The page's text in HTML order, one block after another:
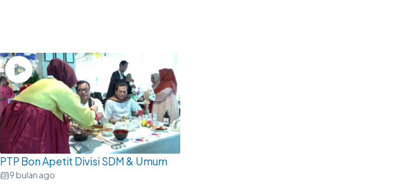
PTP Bon Apetit Divisi SDM & Umum
9 bulan ago